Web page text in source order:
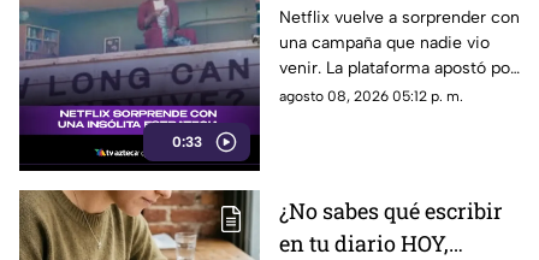
0:33
para promocionar su
nuevo thriller
Netflix vuelve a sorprender con
una campaña que nadie vio
venir. La plataforma apostó por
una estrategia tan inusual
Descubre todos los detalles.
agosto 08, 2026 05:12 p. m.
¿No sabes qué escribir
en tu diario HOY,